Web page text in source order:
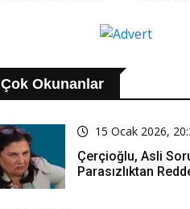
Çok Okunanlar
15 Ocak 2026,
Çerçioğlu, Asli
Parasızlıktan